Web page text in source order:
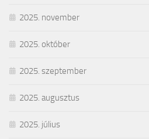
2025. november
2025. október
2025. szeptember
2025. augusztus
2025. július